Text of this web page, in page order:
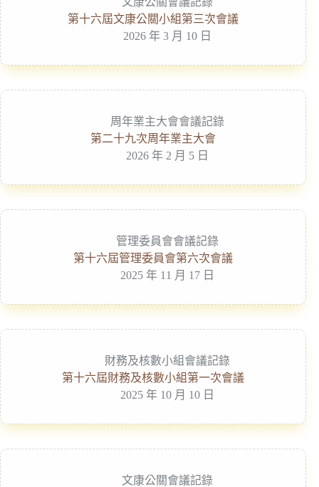
第十六屆文康公關小組第三次會議
2026 年 3 月 10 日
周年業主大會會議記錄
第二十九次周年業主大會
2026 年 2 月 5 日
管理委員會會議記錄
第十六屆管理委員會第六次會議
2025 年 11 月 17 日
財務及核數小組會議記錄
第十六屆財務及核數小組第一次會議
2025 年 10 月 10 日
文康公關會議記錄